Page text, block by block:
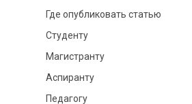
Где опубликовать статью
Студенту
Магистранту
Аспиранту
Педагогу